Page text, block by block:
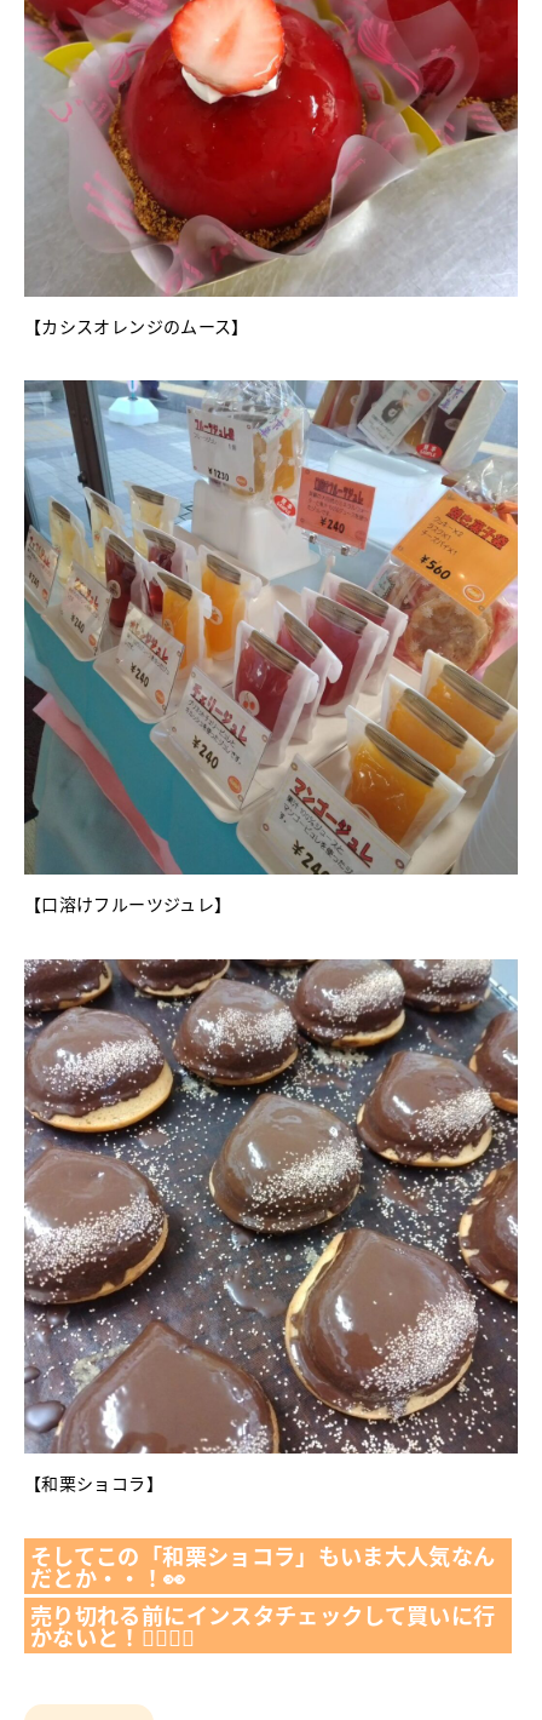
【カシスオレンジのムース】
【口溶けフルーツジュレ】
【和栗ショコラ】
そしてこの「和栗ショコラ」もいま大人気なん
だとか・・！👀
売り切れる前にインスタチェックして買いに行
かないと！🏃‍♀️🏃‍♂️